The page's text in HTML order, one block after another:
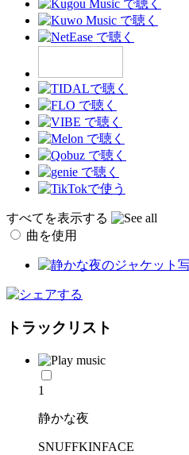
すべてを表示する
曲を使用
トラックリスト
1
静かな夜
SNUFFKINFACE